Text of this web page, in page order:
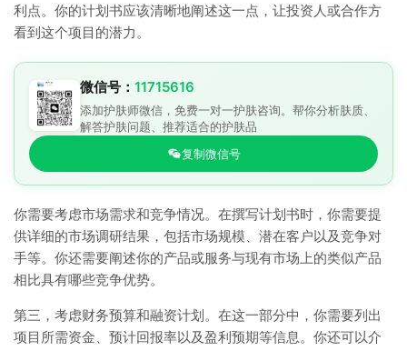
利点。你的计划书应该清晰地阐述这一点，让投资人或合作方
看到这个项目的潜力。
微信号： 11715616
添加护肤师微信，免费一对一护肤咨询。帮你分析肤质、
解答护肤问题、推荐适合的护肤品
复制微信号
你需要考虑市场需求和竞争情况。在撰写计划书时，你需要提
供详细的市场调研结果，包括市场规模、潜在客户以及竞争对
手等。你还需要阐述你的产品或服务与现有市场上的类似产品
相比具有哪些竞争优势。
第三，考虑财务预算和融资计划。在这一部分中，你需要列出
项目所需资金、预计回报率以及盈利预期等信息。你还可以介